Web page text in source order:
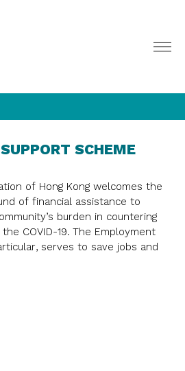
執行委員會
/工作小組
動
》
SCHEME
of Hong Kong welcomes the
of financial assistance to
burden in countering
COVID-19. The Employment
serves to save jobs and